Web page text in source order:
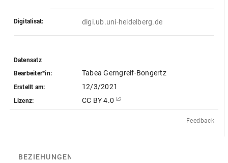
Digitalisat: digi.ub.uni-heidelberg.de
Datensatz
Bearbeiter*in:
Tabea Gerngreif-Bongertz
Erstellt am: 12/3/2021
Lizenz: CC BY 4.0
Feedback
BEZIEHUNGEN